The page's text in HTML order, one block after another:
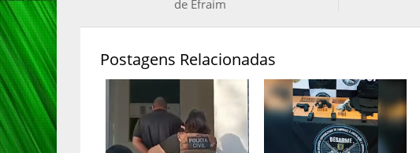
de Efraim
Postagens Relacionadas